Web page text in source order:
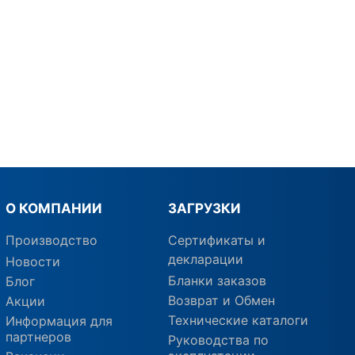
О КОМПАНИИ
Производство
Новости
Блог
Акции
Информация для
партнеров
ЗАГРУЗКИ
Сертификаты и
декларации
Бланки заказов
Возврат и Обмен
Технические каталоги
Руководства по